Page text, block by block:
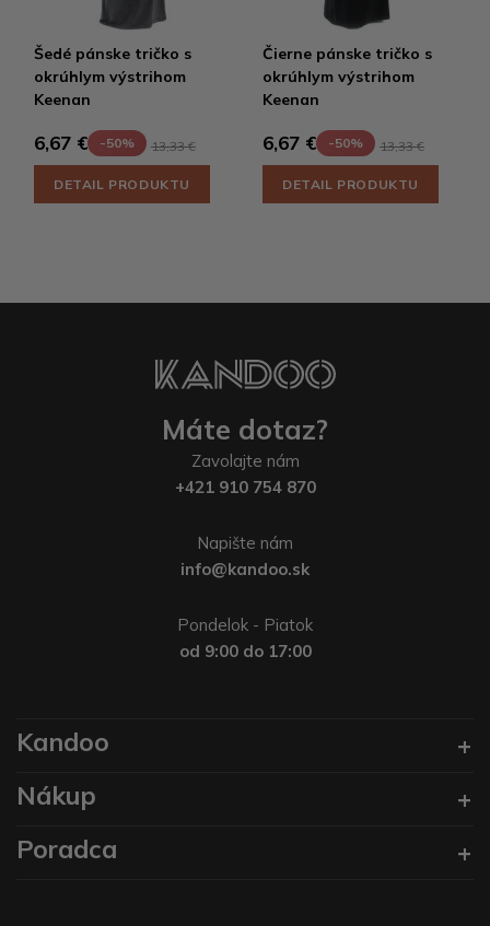
Šedé pánske tričko s
okrúhlym výstrihom
Keenan
6,67 € -50% 13,33 €
DETAIL PRODUKTU
Čierne pánske tričko s
okrúhlym výstrihom
Keenan
6,67 € -50% 13,33 €
DETAIL PRODUKTU
Máte dotaz?
Zavolajte nám
+421 910 754 870
Napište nám
info@kandoo.sk
Pondelok - Piatok
od 9:00 do 17:00
Kandoo
Nákup
Poradca